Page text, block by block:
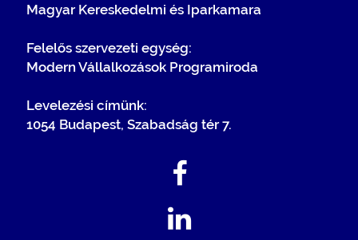
Magyar Kereskedelmi és Iparkamara
Felelős szervezeti egység:
Modern Vállalkozások Programiroda
Levelezési címünk:
1054 Budapest, Szabadság tér 7.